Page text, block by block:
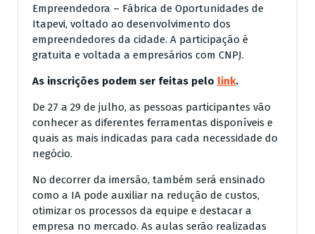
Empreendedora – Fábrica de Oportunidades de
Itapevi, voltado ao desenvolvimento dos
empreendedores da cidade. A participação é
gratuita e voltada a empresários com CNPJ.
As inscrições podem ser feitas pelo link.
De 27 a 29 de julho, as pessoas participantes vão
conhecer as diferentes ferramentas disponíveis e
quais as mais indicadas para cada necessidade do
negócio.
No decorrer da imersão, também será ensinado
como a IA pode auxiliar na redução de custos,
otimizar os processos da equipe e destacar a
empresa no mercado. As aulas serão realizadas